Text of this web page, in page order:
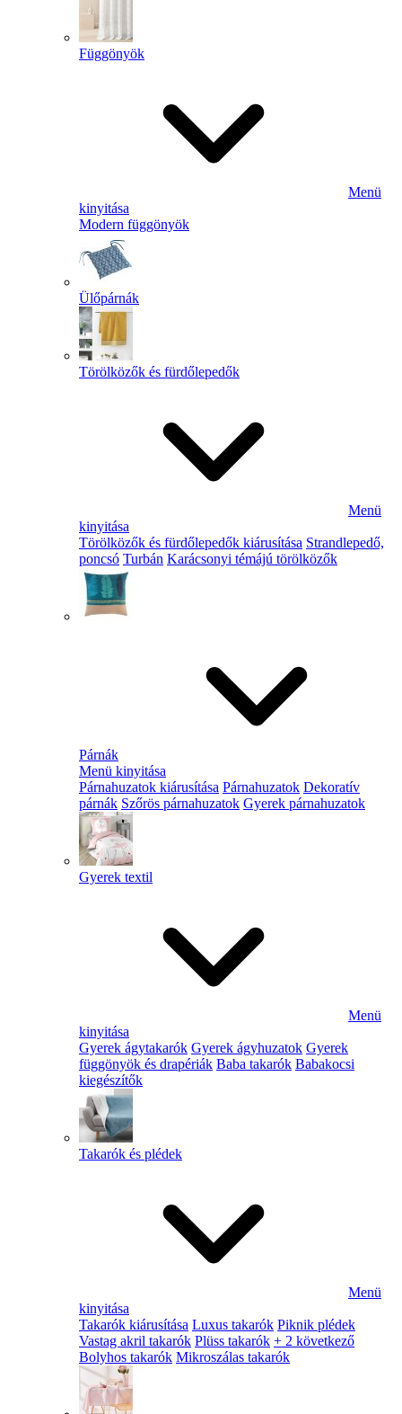
Függönyök
Menü
kinyitása
Modern függönyök
Ülőpárnák
Törölközők és fürdőlepedők
Menü
kinyitása
Törölközők és fürdőlepedők kiárusítása Strandlepedő,
poncsó Turbán Karácsonyi témájú törölközők
Párnák
Menü kinyitása
Párnahuzatok kiárusítása Párnahuzatok Dekoratív
párnák Szőrös párnahuzatok Gyerek párnahuzatok
Gyerek textil
Menü
kinyitása
Gyerek ágytakarók Gyerek ágyhuzatok Gyerek
függönyök és drapériák Baba takarók Babakocsi
kiegészítők
Takarók és plédek
Menü
kinyitása
Takarók kiárusítása Luxus takarók Piknik plédek
Vastag akril takarók Plüss takarók + 2 következő
Bolyhos takarók Mikroszálas takarók